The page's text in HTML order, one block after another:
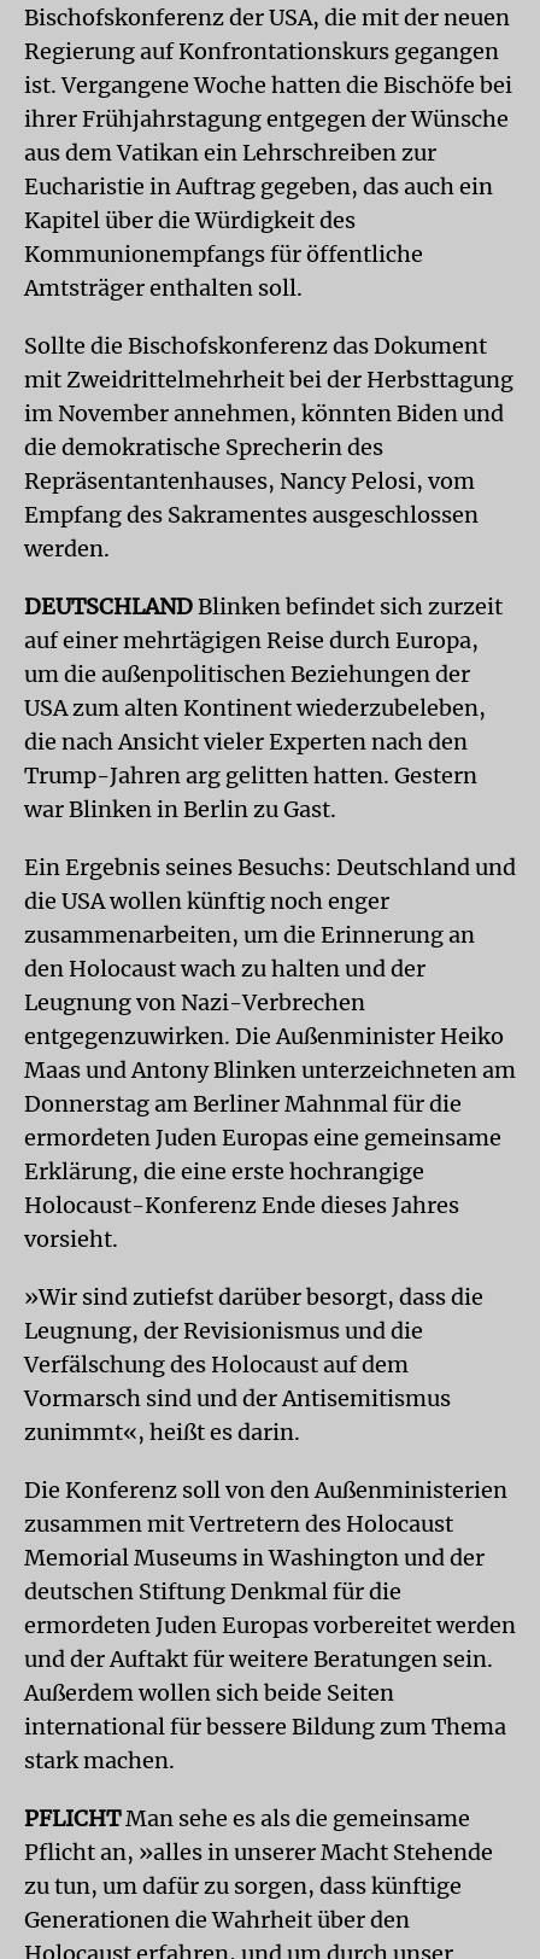
Bischofskonferenz der USA, die mit der neuen
Regierung auf Konfrontationskurs gegangen
ist. Vergangene Woche hatten die Bischöfe bei
ihrer Frühjahrstagung entgegen der Wünsche
aus dem Vatikan ein Lehrschreiben zur
Eucharistie in Auftrag gegeben, das auch ein
Kapitel über die Würdigkeit des
Kommunionempfangs für öffentliche
Amtsträger enthalten soll.
Sollte die Bischofskonferenz das Dokument
mit Zweidrittelmehrheit bei der Herbsttagung
im November annehmen, könnten Biden und
die demokratische Sprecherin des
Repräsentantenhauses, Nancy Pelosi, vom
Empfang des Sakramentes ausgeschlossen
werden.
DEUTSCHLANDBlinken befindet sich zurzeit
auf einer mehrtägigen Reise durch Europa,
um die außenpolitischen Beziehungen der
USA zum alten Kontinent wiederzubeleben,
die nach Ansicht vieler Experten nach den
Trump-Jahren arg gelitten hatten. Gestern
war Blinken in Berlin zu Gast.
Ein Ergebnis seines Besuchs: Deutschland und
die USA wollen künftig noch enger
zusammenarbeiten, um die Erinnerung an
den Holocaust wach zu halten und der
Leugnung von Nazi-Verbrechen
entgegenzuwirken. Die Außenminister Heiko
Maas und Antony Blinken unterzeichneten am
Donnerstag am Berliner Mahnmal für die
ermordeten Juden Europas eine gemeinsame
Erklärung, die eine erste hochrangige
Holocaust-Konferenz Ende dieses Jahres
vorsieht.
»Wir sind zutiefst darüber besorgt, dass die
Leugnung, der Revisionismus und die
Verfälschung des Holocaust auf dem
Vormarsch sind und der Antisemitismus
zunimmt«, heißt es darin.
Die Konferenz soll von den Außenministerien
zusammen mit Vertretern des Holocaust
Memorial Museums in Washington und der
deutschen Stiftung Denkmal für die
ermordeten Juden Europas vorbereitet werden
und der Auftakt für weitere Beratungen sein.
Außerdem wollen sich beide Seiten
international für bessere Bildung zum Thema
stark machen.
PFLICHTMan sehe es als die gemeinsame
Pflicht an, »alles in unserer Macht Stehende
zu tun, um dafür zu sorgen, dass künftige
Generationen die Wahrheit über den